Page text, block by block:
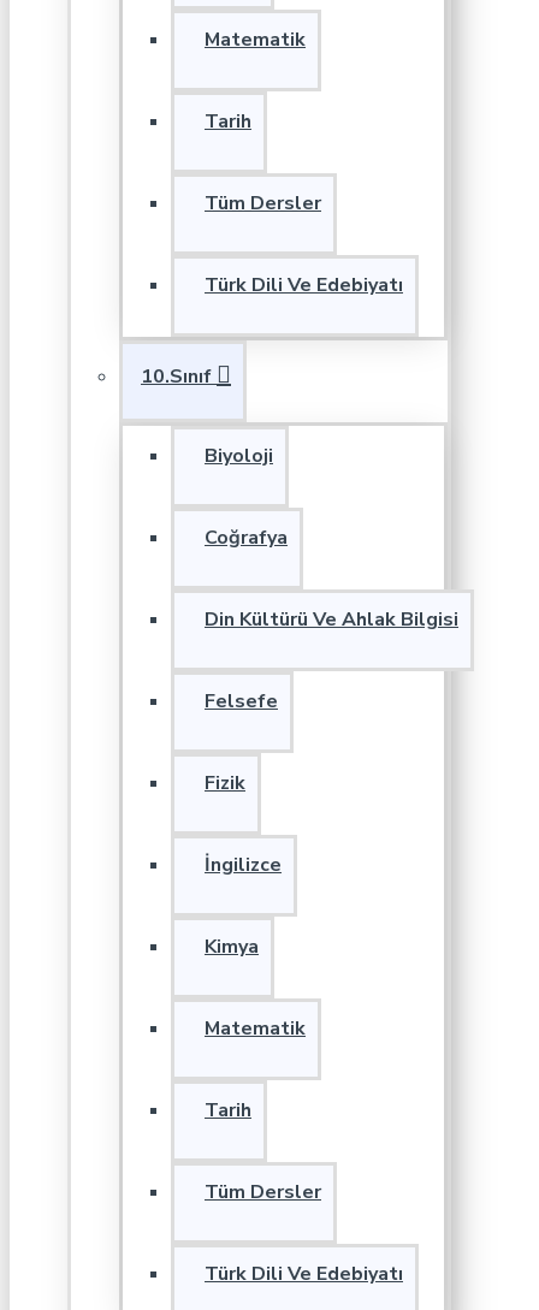
Matematik
Tarih
Tüm Dersler
Türk Dili Ve Edebiyatı
10.Sınıf
Biyoloji
Coğrafya
Din Kültürü Ve Ahlak Bilgisi
Felsefe
Fizik
İngilizce
Kimya
Matematik
Tarih
Tüm Dersler
Türk Dili Ve Edebiyatı